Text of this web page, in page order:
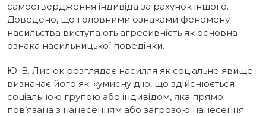
самоствердження індивіда за рахунок іншого.
Доведено, що головними ознаками феномену
насильства виступають агресивність як основна
ознака насильницької поведінки.
Ю. В. Лисюк розглядає насилля як соціальне явище і
визначає його як: «умисну дію, що здійснюється
соціальною групою або індивідом, яка прямо
пов’язана з нанесенням або загрозою нанесення